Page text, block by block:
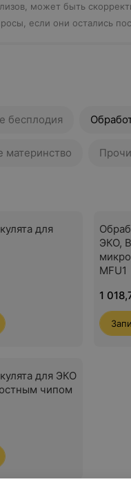
может быть
если они остались
бесплодия
материнство
для
ЭКО,
MFU1
1
для ЭКО
чипом